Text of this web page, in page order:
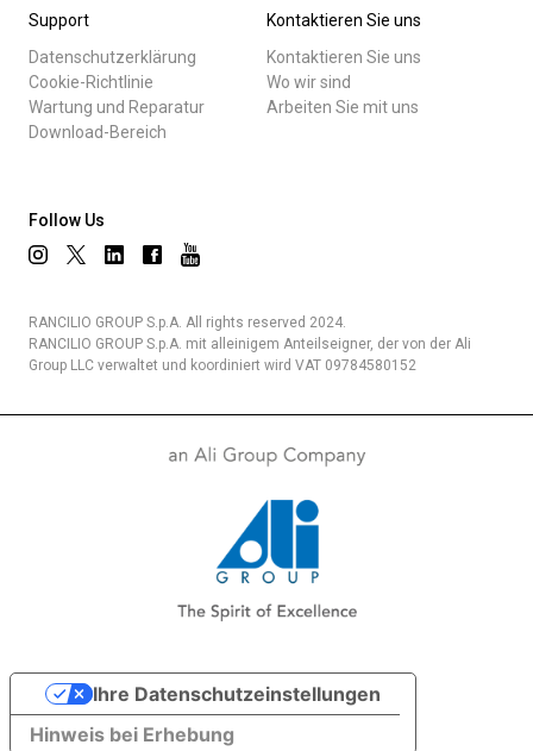
Support
Datenschutzerklärung
Cookie-Richtlinie
Wartung und Reparatur
Download-Bereich
Kontaktieren Sie uns
Kontaktieren Sie uns
Wo wir sind
Arbeiten Sie mit uns
Follow Us
RANCILIO GROUP S.p.A. All rights reserved 2024.
RANCILIO GROUP S.p.A. mit alleinigem Anteilseigner, der von der Ali
Group LLC verwaltet und koordiniert wird VAT 09784580152
Hinweis bei Erhebung
Ihre Datenschutzeinstellungen